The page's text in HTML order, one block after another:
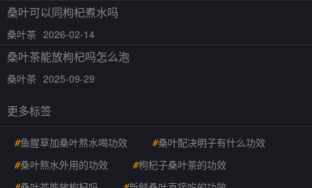
桑叶可以同枸杞煮水吗
桑叶茶 2026-02-14
桑叶茶能放枸杞吗怎么泡
桑叶茶 2025-09-29
更多标签
#鱼腥草加桑叶熬水喝功效 #桑叶配决明子有什么功效
#桑叶熬水外用的功效 #枸杞子桑叶茶的功效